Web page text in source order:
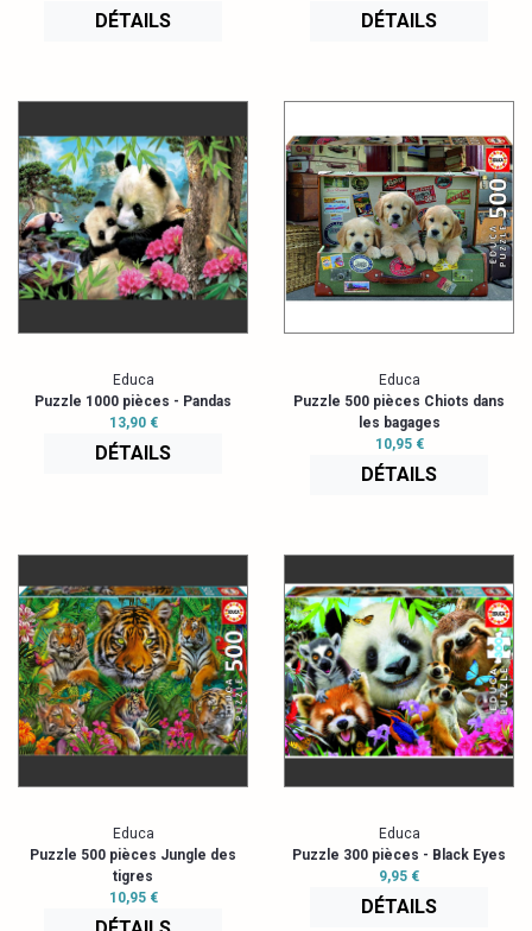
DÉTAILS DÉTAILS
Educa
Puzzle 1000 pièces - Pandas
13,90 €
DÉTAILS
Educa
Puzzle 500 pièces Chiots dans
les bagages
10,95 €
DÉTAILS
Educa
Puzzle 500 pièces Jungle des
tigres
10,95 €
Educa
Puzzle 300 pièces - Black Eyes
9,95 €
DÉTAILS